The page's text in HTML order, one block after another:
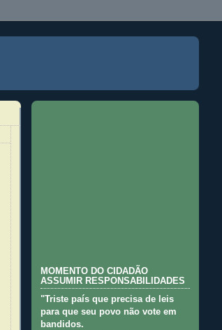
MOMENTO DO CIDADÃO
ASSUMIR RESPONSABILIDADES
"Triste país que precisa de leis
para que seu povo não vote em
bandidos.